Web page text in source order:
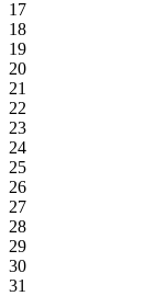
17
18
19
20
21
22
23
24
25
26
27
28
29
30
31